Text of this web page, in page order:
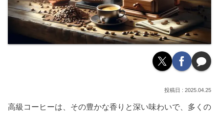
2025.04.25
高級コーヒーは、その豊かな香りと深い味わいで、多くの